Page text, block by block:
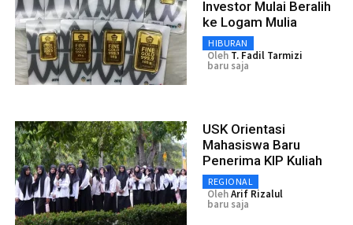
Investor Mulai Beralih
ke Logam Mulia
HIBURAN
Oleh T. Fadil Tarmizi
baru saja
USK Orientasi
Mahasiswa Baru
Penerima KIP Kuliah
REGIONAL
OlehArif Rizalul
baru saja